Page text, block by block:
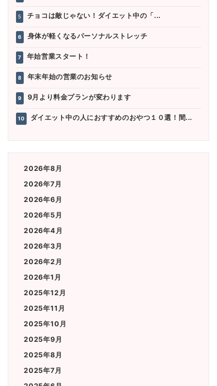
5 チョコは敵じゃない！ダイエット中の「...
6 身体が軽くなるパーソナルストレッチ
7 年始営業スタート！
8 年末年始の営業のお知らせ
9 9月より料金プランが変わります
10 ダイエット中の人におすすめのおやつ１０選！間...
2026年8月
2026年7月
2026年6月
2026年5月
2026年4月
2026年3月
2026年2月
2026年1月
2025年12月
2025年11月
2025年10月
2025年9月
2025年8月
2025年7月